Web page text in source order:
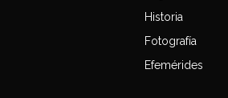
Historia
Fotografía
Efemérides